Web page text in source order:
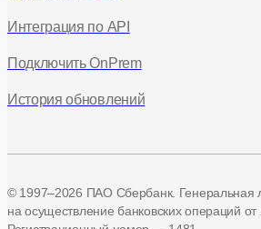
Интеграция по API
Подключить OnPrem
История обновлений
© 1997–2026 ПАО Сбербанк. Генеральная
на осуществление банковских операций от